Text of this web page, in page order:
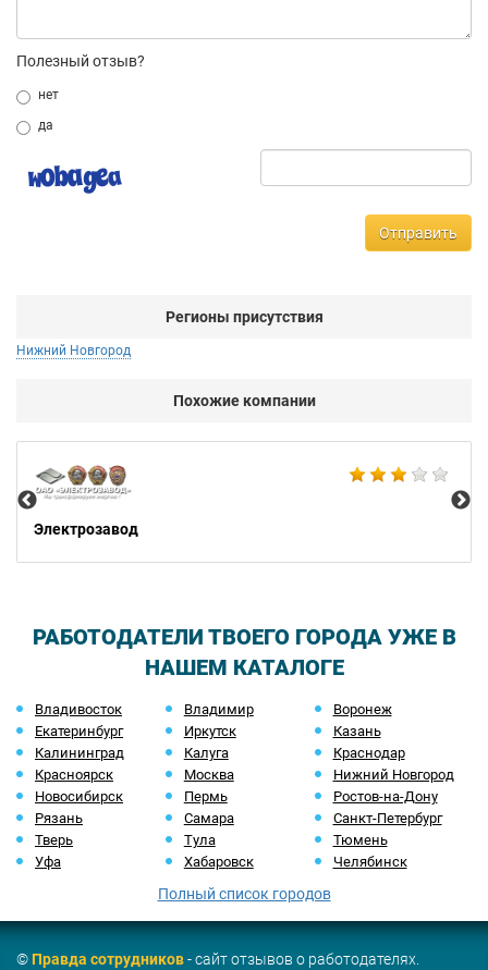
Полезный отзыв?
нет
да
Отправить
Регионы присутствия
Нижний Новгород
Похожие компании
Электрозавод
РАБОТОДАТЕЛИ ТВОЕГО ГОРОДА УЖЕ В
НАШЕМ КАТАЛОГЕ
Владивосток Владимир
Воронеж
Екатеринбург
Иркутск
Казань
Калининград
Калуга
Краснодар
Красноярск
Москва
Нижний Новгород
Новосибирск
Пермь
Ростов-на-Дону
Рязань
Самара
Санкт-Петербург
Тверь
Тула
Тюмень
Уфа
Хабаровск Челябинск
Полный список городов
©Правда сотрудников- сайт отзывов о работодателях.